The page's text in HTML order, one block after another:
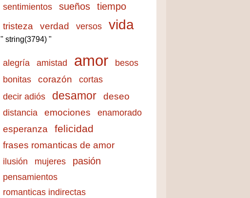
sentimientos
sueños tiempo
tristeza verdad versos vida
" string(3794) "
alegría amistad amor besos
bonitas corazón cortas
decir adiós desamor deseo
distancia emociones enamorado
esperanza felicidad
frases romanticas de amor
ilusión mujeres pasión
pensamientos
romanticas indirectas